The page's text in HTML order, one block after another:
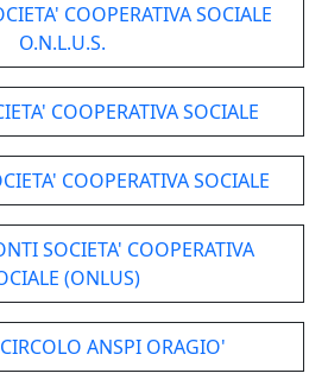
COOPERATIVA SOCIALE
O.N.L.U.S.
COOPERATIVA SOCIALE
COOPERATIVA SOCIALE
SOCIETA' COOPERATIVA
(ONLUS)
ANSPI ORAGIO'